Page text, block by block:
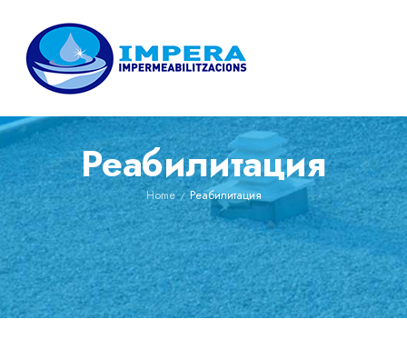
Реабилитация
Home / Реабилитация